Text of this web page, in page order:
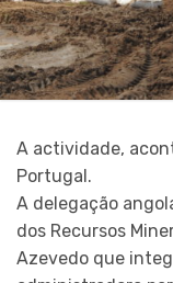
A actividade,
Portugal.
A delegação
dos Recursos
Azevedo que